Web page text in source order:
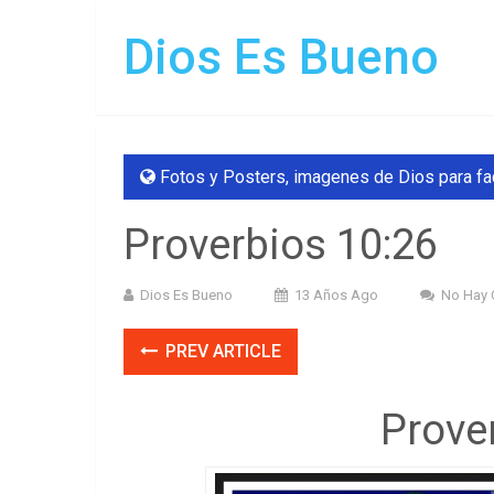
Dios Es Bueno
Fotos y Posters, imagenes de Dios para
Proverbios 10:26
Dios Es Bueno 13 Años Ago No Hay
PREV ARTICLE